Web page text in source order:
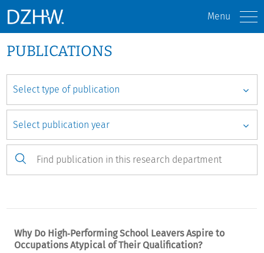
Menu
PUBLICATIONS
Why Do High‐Performing School Leavers Aspire to
Occupations Atypical of Their Qualification?